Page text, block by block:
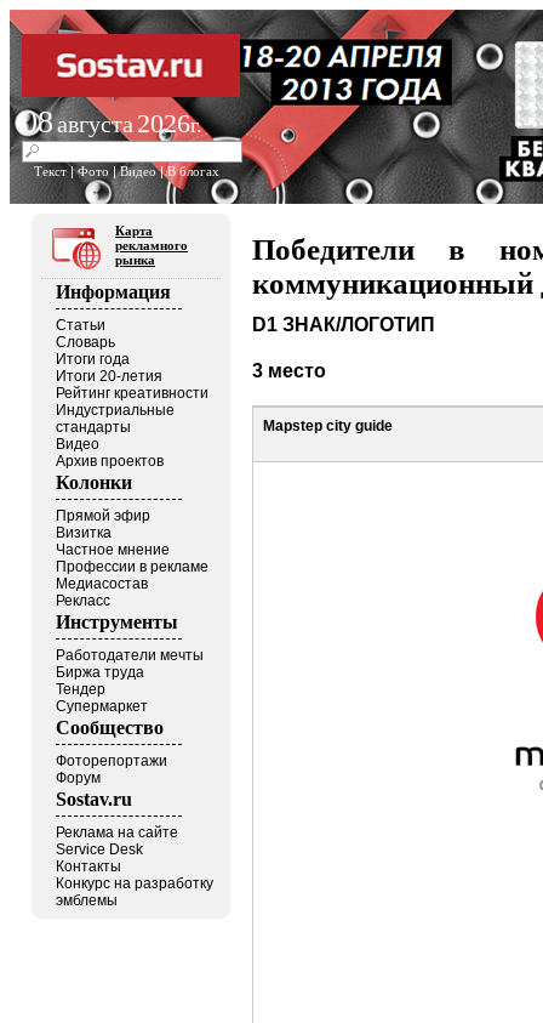
08августа 2026г.
Текст| Фото |Видео|В блогах
Карта
рекламного
рынка
Информация
Статьи
Словарь
Итоги года
Итоги 20-летия
Рейтинг креативности
Индустриальные
стандарты
Видео
Архив проектов
Колонки
Прямой эфир
Визитка
Частное мнение
Профессии в рекламе
Медиасостав
Рекласс
Инструменты
Работодатели мечты
Биржа труда
Тендер
Супермаркет
Сообщество
Фоторепортажи
Форум
Sostav.ru
Реклама на сайте
Service Desk
Контакты
Конкурс на разработку
эмблемы
Победители в
коммуникационный
D1 ЗНАК/ЛОГОТИП
3 место
Mapstep city guide